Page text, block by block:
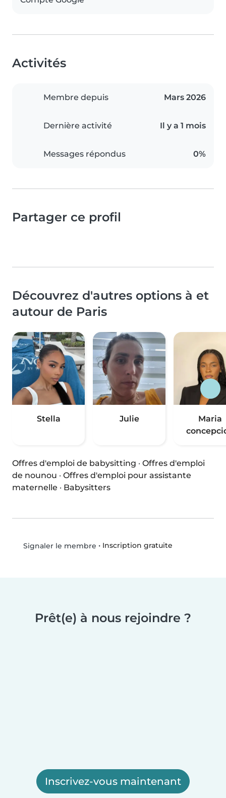
Activités
Membre depuis Mars 2026
Dernière activité Il y a 1 mois
Messages répondus 0%
Partager ce profil
Découvrez d'autres options à et
autour de Paris
Stella Julie
Maria
Offres d'emploi de babysitting · Offres d'emploi
de nounou · Offres d'emploi pour assistante
maternelle · Babysitters
Signaler le membre • Inscription gratuite
Prêt(e) à nous rejoindre ?
Inscrivez-vous maintenant